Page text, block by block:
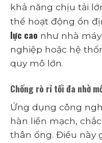
khả năng chịu tải
thể hoạt động ổn
lực cao như nhà
nghiệp hoặc hệ
quy mô lớn.
Chống rò rỉ tối đa nhờ
Ứng dụng công
hàn liền mạch,
thân ống. Điều này